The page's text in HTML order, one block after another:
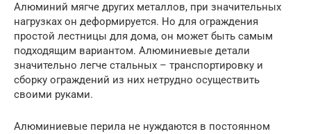
Алюминий мягче других металлов, при значительных
нагрузках он деформируется. Но для ограждения
простой лестницы для дома, он может быть самым
подходящим вариантом. Алюминиевые детали
значительно легче стальных – транспортировку и
сборку ограждений из них нетрудно осуществить
своими руками.
Алюминиевые перила не нуждаются в постоянном